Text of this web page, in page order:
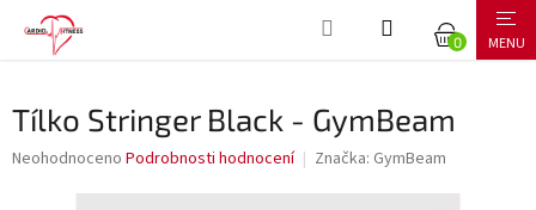
NÁKUPNÍ
Tílko Stringer Black - GymBeam
Průměrné
Neohodnoceno Podrobnosti hodnocení Značka: GymBeam